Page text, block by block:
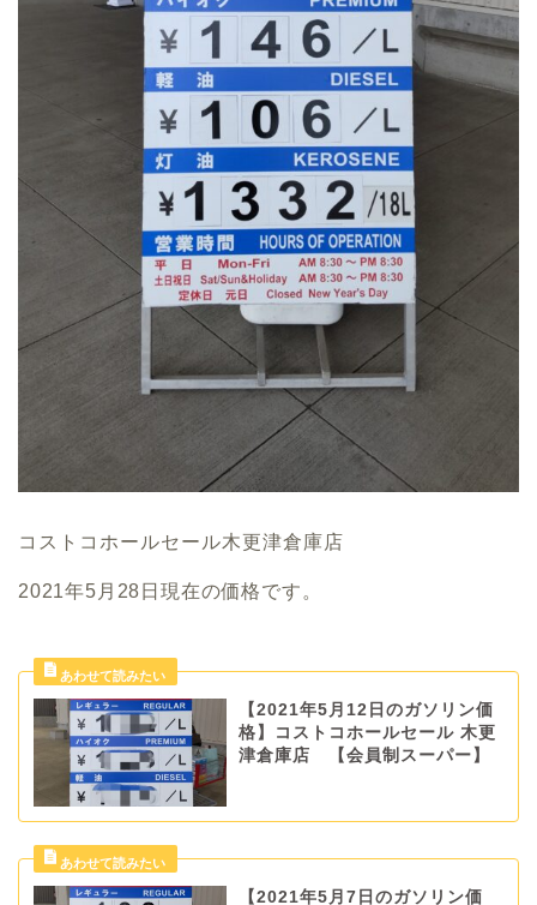
コストコホールセール木更津倉庫店
2021年5月28日現在の価格です。
【2021年5月12日のガソリン価
格】コストコホールセール 木更
津倉庫店 【会員制スーパー】
【2021年5月7日のガソリン価